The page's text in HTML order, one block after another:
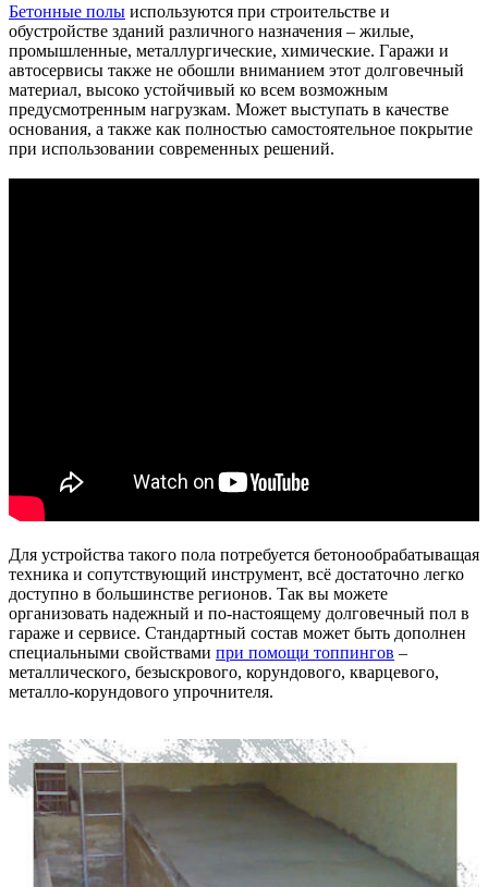
Бетонные полы используются при строительстве и
обустройстве зданий различного назначения – жилые,
промышленные, металлургические, химические. Гаражи и
автосервисы также не обошли вниманием этот долговечный
материал, высоко устойчивый ко всем возможным
предусмотренным нагрузкам. Может выступать в качестве
основания, а также как полностью самостоятельное покрытие
при использовании современных решений.
Для устройства такого пола потребуется бетонообрабатыващая
техника и сопутствующий инструмент, всё достаточно легко
доступно в большинстве регионов. Так вы можете
организовать надежный и по-настоящему долговечный пол в
гараже и сервисе. Стандартный состав может быть дополнен
специальными свойствами при помощи топпингов –
металлического, безыскрового, корундового, кварцевого,
металло-корундового упрочнителя.